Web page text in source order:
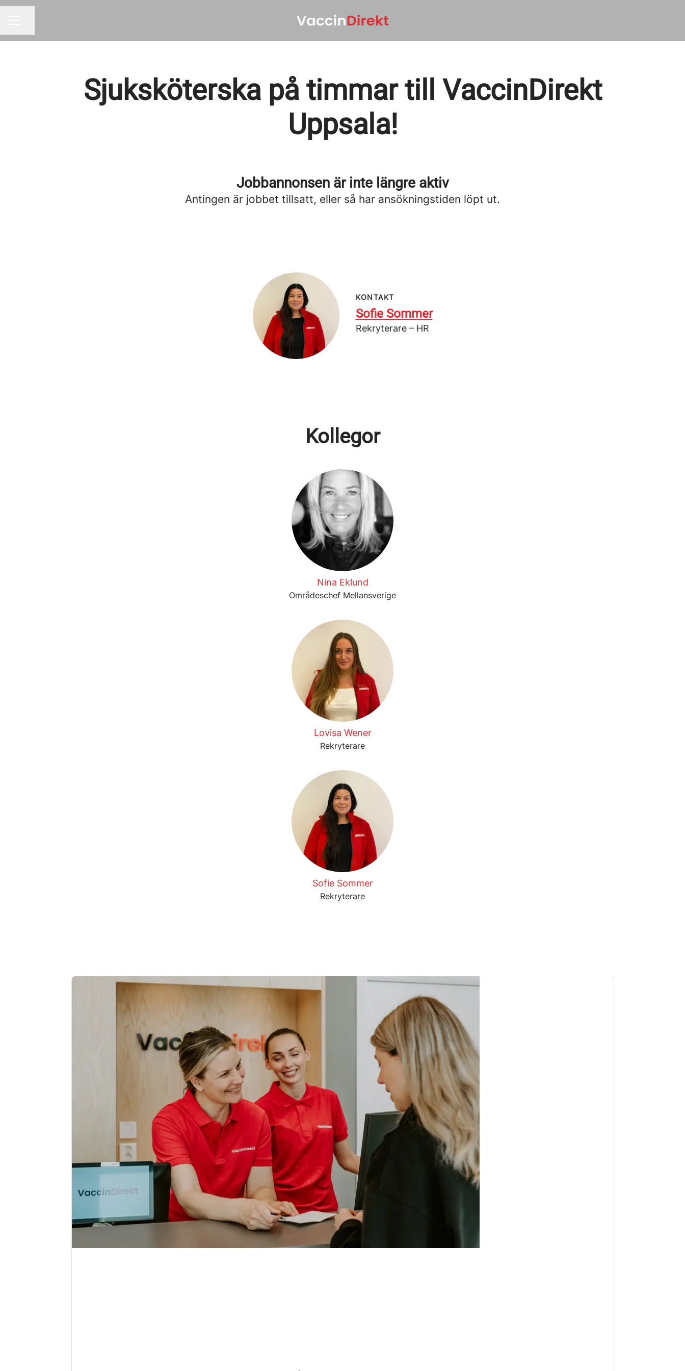
Sjuksköterska på timmar till VaccinDirekt
Uppsala!
Jobbannonsen är inte längre aktiv
Antingen är jobbet tillsatt, eller så har ansökningstiden löpt ut.
KONTAKT
Sofie Sommer
Rekryterare – HR
Kollegor
Nina Eklund
Områdeschef Mellansverige
Lovisa Wener
Rekryterare
Sofie Sommer
Rekryterare